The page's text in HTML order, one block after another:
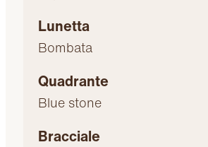
Lunetta
Bombata
Quadrante
Blue stone
Bracciale